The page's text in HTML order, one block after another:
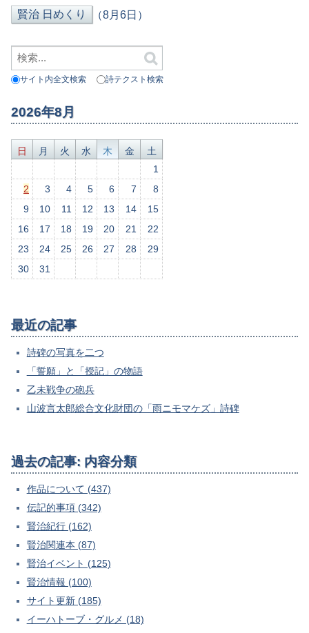
（8月6日）
サイト内全文検索 詩テクスト検索
2026年8月
日 月 火 水 木 金
土
1
2
3 4 5 6 7
8
9
10 11 12 13 14
15
16
17 18 19 20 21
22
23
24 25 26 27 28
29
30
31
最近の記事
詩碑の写真を二つ
「誓願」と「授記」の物語
乙未戦争の砲兵
山波言太郎総合文化財団の「雨ニモマケズ」詩碑
過去の記事: 内容分類
作品について (437)
伝記的事項 (342)
賢治紀行 (162)
賢治関連本 (87)
賢治イベント (125)
賢治情報 (100)
サイト更新 (185)
イーハトーブ・グルメ (18)